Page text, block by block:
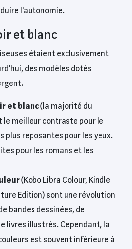
l'autonomie.
et blanc
étaient exclusivement
des modèles dotés
et blanc(la majorité du
le meilleur contraste pour le
plus reposantes pour les yeux.
pour les romans et les
(Kobo Libra Colour, Kindle
Edition) sont une révolution
bandes dessinées, de
livres illustrés. Cependant, la
est souvent inférieure à